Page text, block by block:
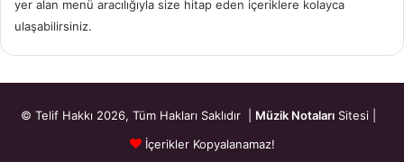
yer alan menü aracılığıyla size hitap eden içeriklere kolayca
ulaşabilirsiniz.
© Telif Hakkı 2026, Tüm Hakları Saklıdır | Müzik Notaları Sitesi |
İçerikler Kopyalanamaz!